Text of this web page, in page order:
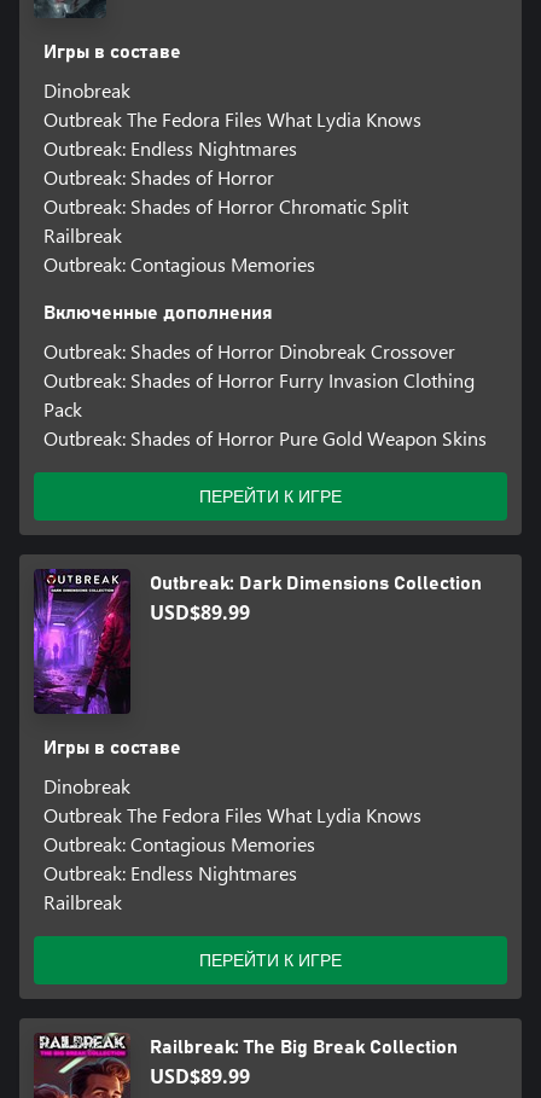
Игры в составе
Dinobreak
Outbreak The Fedora Files What Lydia Knows
Outbreak: Endless Nightmares
Outbreak: Shades of Horror
Outbreak: Shades of Horror Chromatic Split
Railbreak
Outbreak: Contagious Memories
Включенные дополнения
Outbreak: Shades of Horror Dinobreak Crossover
Outbreak: Shades of Horror Furry Invasion Clothing
Pack
Outbreak: Shades of Horror Pure Gold Weapon Skins
ПЕРЕЙТИ К ИГРЕ
Outbreak: Dark Dimensions Collection
USD$89.99
Игры в составе
Dinobreak
Outbreak The Fedora Files What Lydia Knows
Outbreak: Contagious Memories
Outbreak: Endless Nightmares
Railbreak
ПЕРЕЙТИ К ИГРЕ
Railbreak: The Big Break Collection
USD$89.99